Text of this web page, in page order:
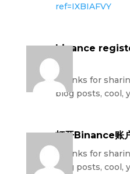
ref=IXBIAFVY
binance
am
Thanks for
blog posts, cool,
打开Binance账
Thanks for
blog posts, cool,